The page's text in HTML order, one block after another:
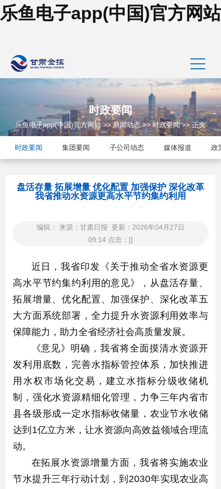
乐鱼电子app(中国)官方网站
时政要闻
乐鱼电子app(中国)官方网站>>新闻动态>>时政要闻>> 正文
时政要闻 集团要闻 子公司动态 媒体报道 政
盘活存量 拓展增量 优化配置 加强保护 深化改革
我省推动水资源更高水平节约集约利用
编辑： 来源：甘肃日报 更新：2026年04月27日
09:14 点击：[]
近日，我省印发《关于推动全省水资源更
高水平节约集约利用的意见》，从盘活存量、
拓展增量、优化配置、加强保护、深化改革五
大方面系统部署，全力提升水资源利用效率与
保障能力，助力全省经济社会高质量发展。
《意见》明确，我省将全面摸清水资源开
发利用底数，完善水指标管控体系，加快推进
用水权市场化交易，建立水指标分级收储机
制，强化水资源精细化管理，力争三年内省市
县各级形成一定水指标收储量，农业节水收储
达到1亿立方米，让水资源向高效益领域合理流
动。
在拓展水资源增量方面，我省将实施农业
节水提升三年行动计划，到2030年实现农业高